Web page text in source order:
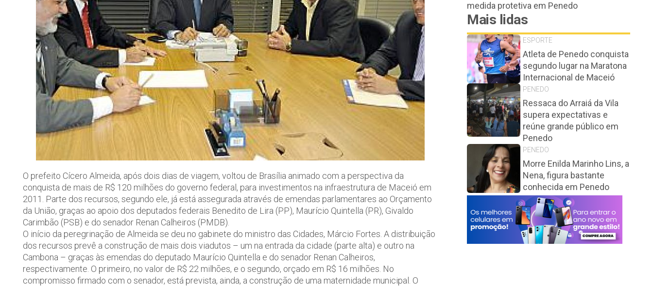
O prefeito Cícero Almeida, após dois dias de viagem, voltou de Brasília animado com a perspectiva da
conquista de mais de R$ 120 milhões do governo federal, para investimentos na infraestrutura de Maceió em
2011. Parte dos recursos, segundo ele, já está assegurada através de emendas parlamentares ao Orçamento
da União, graças ao apoio dos deputados federais Benedito de Lira (PP), Maurício Quintella (PR), Givaldo
Carimbão (PSB) e do senador Renan Calheiros (PMDB).
O início da peregrinação de Almeida se deu no gabinete do ministro das Cidades, Márcio Fortes. A distribuição
dos recursos prevê a construção de mais dois viadutos – um na entrada da cidade (parte alta) e outro na
Cambona – graças às emendas do deputado Maurício Quintella e do senador Renan Calheiros,
respectivamente. O primeiro, no valor de R$ 22 milhões, e o segundo, orçado em R$ 16 milhões. No
compromisso firmado com o senador, está prevista, ainda, a construção de uma maternidade municipal. O
medida protetiva em Penedo
Mais lidas
ESPORTE
Atleta de Penedo conquista
segundo lugar na Maratona
Internacional de Maceió
PENEDO
Ressaca do Arraiá da Vila
supera expectativas e
reúne grande público em
Penedo
PENEDO
Morre Enilda Marinho Lins, a
Nena, figura bastante
conhecida em Penedo